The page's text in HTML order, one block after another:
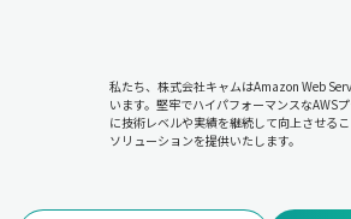
私たち、株式会社キャムはAmazon Web
います。堅牢でハイパフォーマンスなAWS
に技術レベルや実績を継続して向上させる
ソリューションを提供いたします。